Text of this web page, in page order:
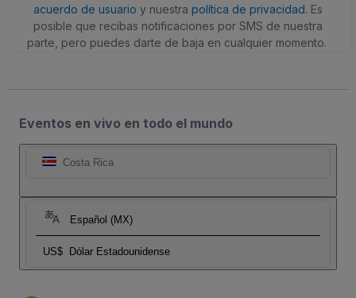
acuerdo de usuario y nuestra política de privacidad. Es
posible que recibas notificaciones por SMS de nuestra
parte, pero puedes darte de baja en cualquier momento.
Eventos en vivo en todo el mundo
Costa Rica
Español (MX)
US$ Dólar Estadounidense